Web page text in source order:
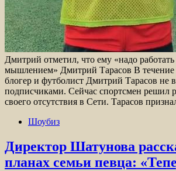
Дмитрий отметил, что ему «надо
мышлением» Дмитрий Тарасов В течение
блогер и футболист Дмитрий Тарасов не
подписчиками. Сейчас спортсмен решил
своего отсутствия в Сети. Тарасов
Шоубиз
Директор Шатунова
планах семьи певца: